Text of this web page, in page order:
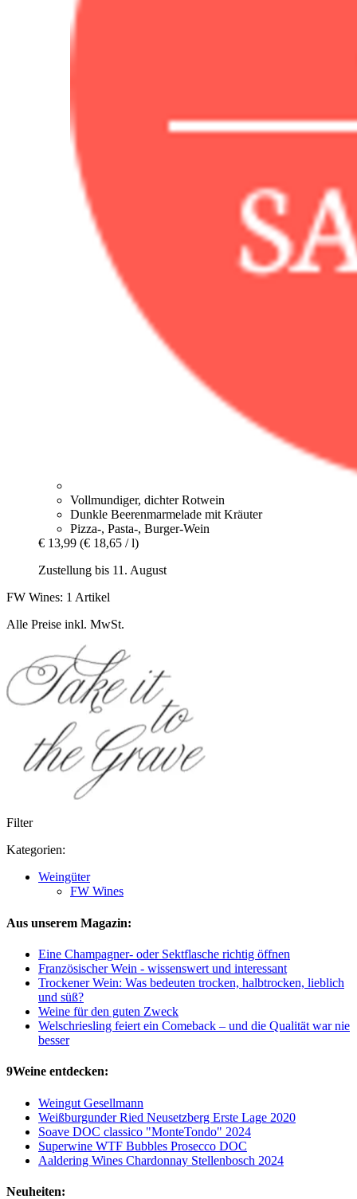
Vollmundiger, dichter Rotwein
Dunkle Beerenmarmelade mit Kräuter
Pizza-, Pasta-, Burger-Wein
€ 13,99 (€ 18,65 / l)
Zustellung bis 11. August
FW Wines: 1 Artikel
Alle Preise inkl. MwSt.
Filter
Kategorien:
Weingüter
FW Wines
Aus unserem Magazin:
Eine Champagner- oder Sektflasche richtig öffnen
Französischer Wein - wissenswert und interessant
Trockener Wein: Was bedeuten trocken, halbtrocken, lieblich
und süß?
Weine für den guten Zweck
Welschriesling feiert ein Comeback – und die Qualität war nie
besser
9Weine entdecken:
Weingut Gesellmann
Weißburgunder Ried Neusetzberg Erste Lage 2020
Soave DOC classico "MonteTondo" 2024
Superwine WTF Bubbles Prosecco DOC
Aaldering Wines Chardonnay Stellenbosch 2024
Neuheiten: